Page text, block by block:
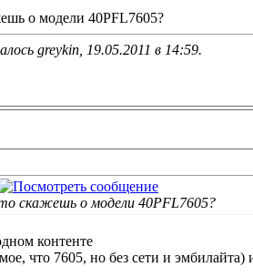
о модели 40PFL7605?
greykin, 19.05.2011 в 14:59.
о модели 40PFL7605?
контенте
что 7605, но без сети и эмбилайта)